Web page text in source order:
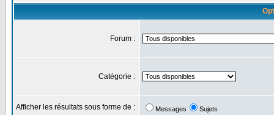
Forum :
Catégorie :
Afficher les résultats sous forme de : Messages Sujets